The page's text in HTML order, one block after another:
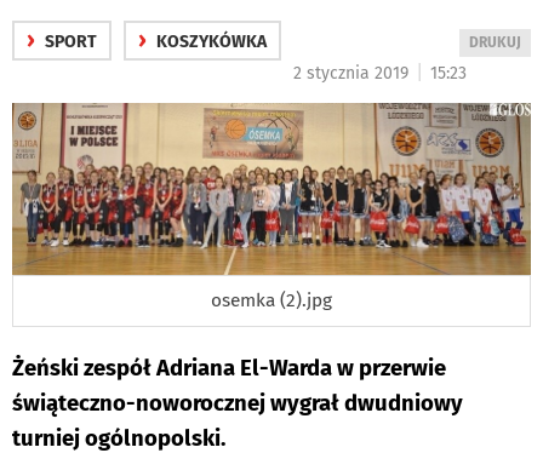
› SPORT › KOSZYKÓWKA
WYDRUKUJ
DRUKUJ
2 stycznia 2019 15:23
osemka (2).jpg
Żeński zespół Adriana El-Warda w przerwie
świąteczno-noworocznej wygrał dwudniowy
turniej ogólnopolski.